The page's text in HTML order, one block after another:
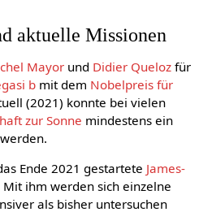
aktuelle Missionen
Mayorund Didier Quelozfür
bmit dem Nobelpreis für
(2021) konnte bei vielen
zur Sonne mindestens ein
Ende 2021 gestartete James-
Mit ihm werden sich einzelne
als bisher untersuchen